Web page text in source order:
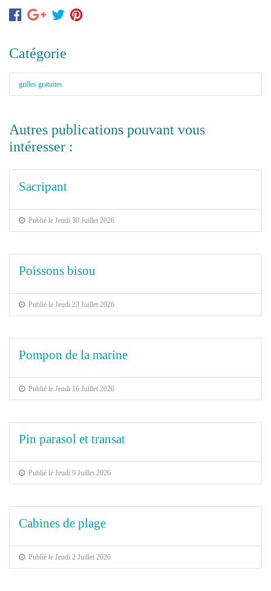
Catégorie
grilles gratuites
Autres publications pouvant vous
intéresser :
Sacripant
Publié le Jeudi 30 Juillet 2026
Poissons bisou
Publié le Jeudi 23 Juillet 2026
Pompon de la marine
Publié le Jeudi 16 Juillet 2026
Pin parasol et transat
Publié le Jeudi 9 Juillet 2026
Cabines de plage
Publié le Jeudi 2 Juillet 2026